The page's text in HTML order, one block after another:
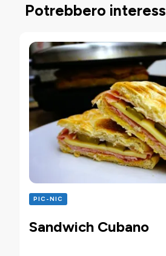
Potrebbero
PIC-NIC
Sandwich Cubano